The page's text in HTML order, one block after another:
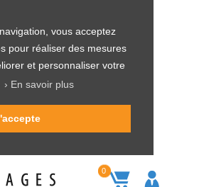
vous acceptez
pour réaliser des mesures
et personnaliser votre
› En savoir plus
0